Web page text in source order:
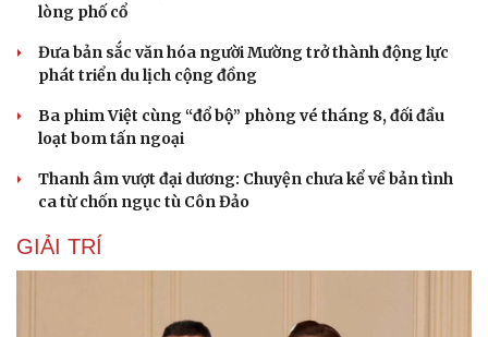
lòng phố cổ
Đưa bản sắc văn hóa người Mường trở thành động lực
phát triển du lịch cộng đồng
Ba phim Việt cùng “đổ bộ” phòng vé tháng 8, đối đầu
loạt bom tấn ngoại
Thanh âm vượt đại dương: Chuyện chưa kể về bản tình
ca từ chốn ngục tù Côn Đảo
GIẢI TRÍ